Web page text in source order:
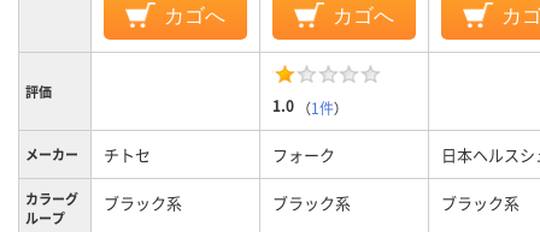
カゴへ カゴへ カ
評価
1.0 （1件）
メーカー チトセ フォーク 日本ヘルス
カラーグ
ループ
ブラック系 ブラック系 ブラック系